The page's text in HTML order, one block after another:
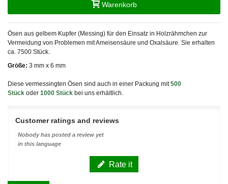
Warenkorb
Ösen aus gelbem Kupfer (Messing) für den Einsatz in Holzrähmchen zur
Vermeidung von Problemen mit Ameisensäure und Oxalsäure. Sie erhalten
ca. 7500 Stück.
Größe: 3 mm x 6 mm
Diese vermessingten Ösen sind auch in einer Packung mit500
Stück oder 1000 Stück bei uns erhältlich.
Customer ratings and reviews
Nobody has posted a review yet
in this language
Rate it